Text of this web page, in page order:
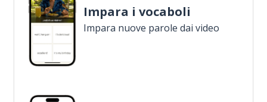
Impara i vocaboli
Impara nuove parole dai video